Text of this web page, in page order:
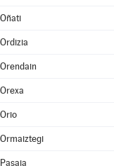
Oñati
Ordizia
Orendain
Orexa
Orio
Ormaiztegi
Pasaia